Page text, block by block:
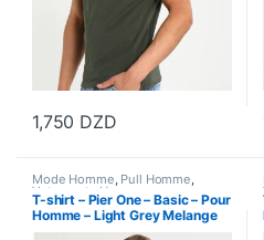
1,750 DZD
Ce produit a plusieurs
Mode Homme, Pull Homme,
Vetements Homme
T-shirt – Pier One – Basic – Pour
Homme – Light Grey Melange